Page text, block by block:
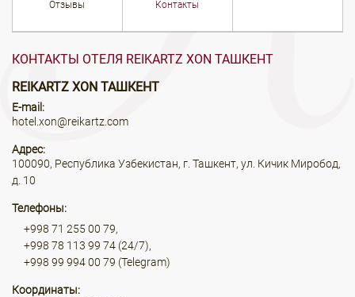
Отзывы Контакты
КОНТАКТЫ ОТЕЛЯ REIKARTZ XON ТАШКЕНТ
REIKARTZ XON ТАШКЕНТ
E-mail:
hotel.xon@reikartz.com
Адрес:
100090, Республика Узбекистан, г. Ташкент, ул. Кичик Миробод,
д. 10
Телефоны:
+998 71 255 00 79,
+998 78 113 99 74 (24/7),
+998 99 994 00 79 (Telegram)
Координаты: